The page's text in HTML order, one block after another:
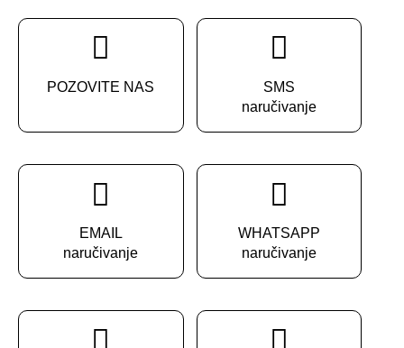
POZOVITE NAS
SMS
naručivanje
EMAIL
naručivanje
WHATSAPP
naručivanje